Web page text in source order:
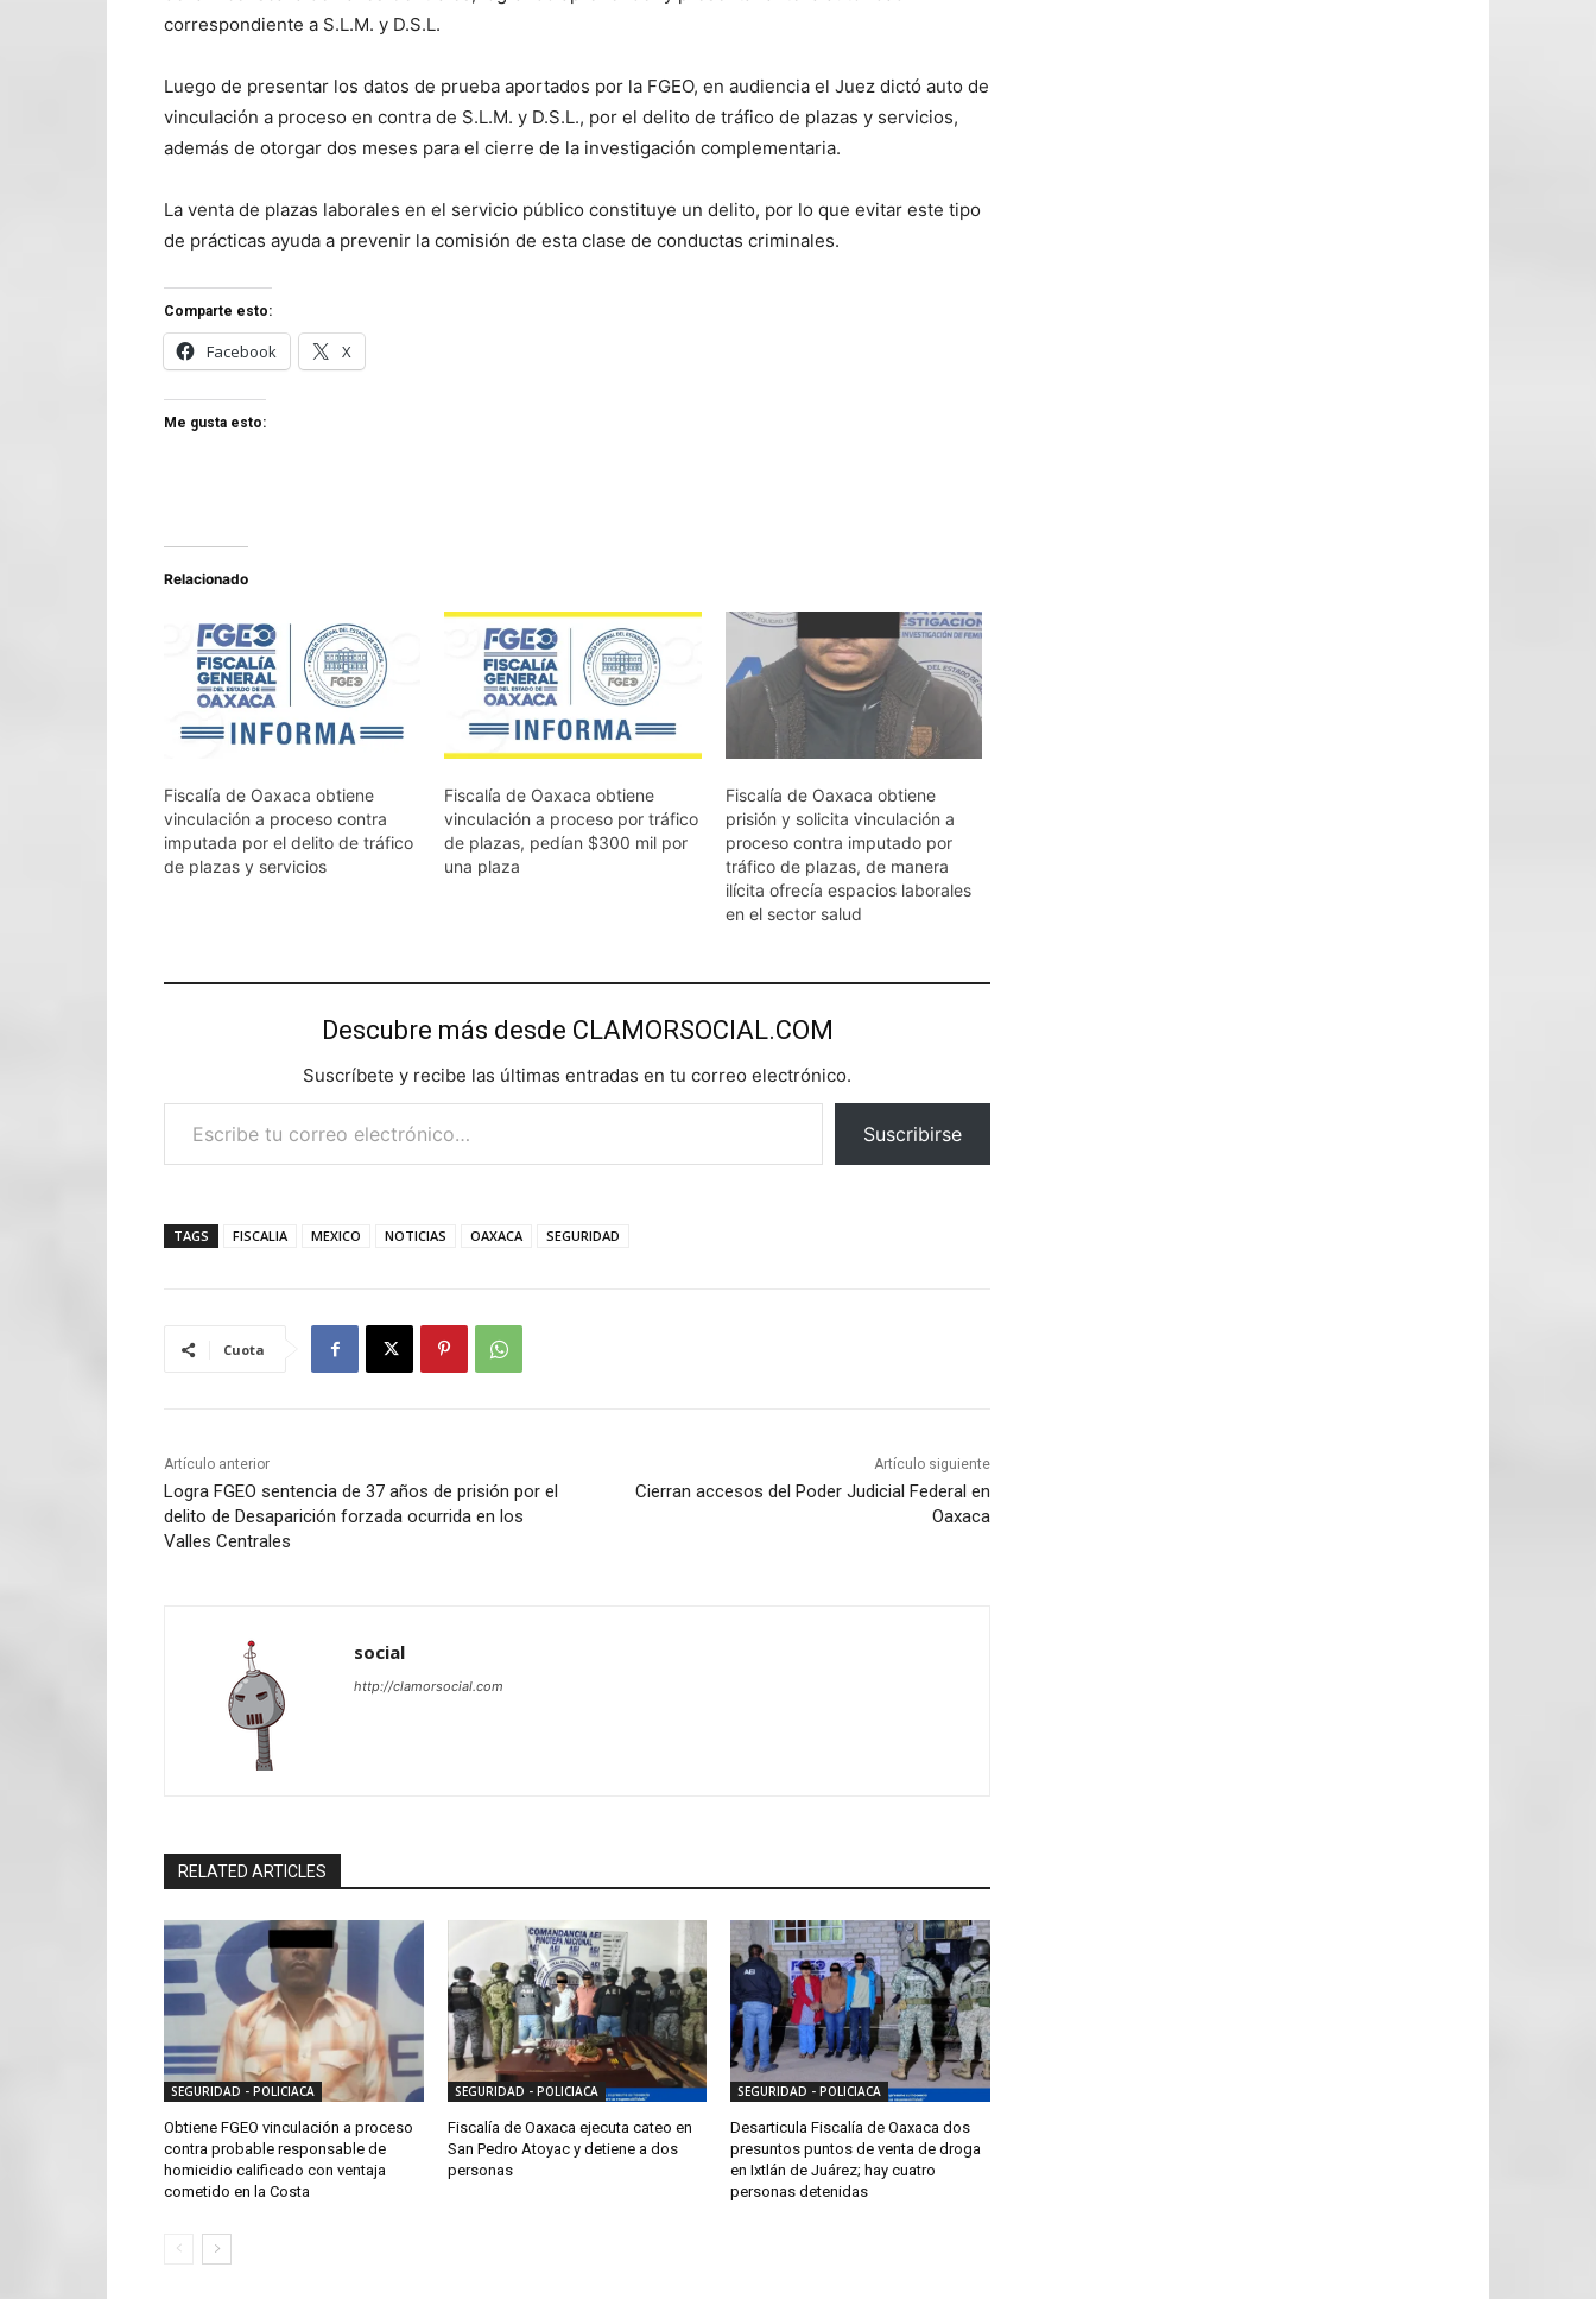
correspondiente a S.L.M. y D.S.L.
Luego de presentar los datos de prueba aportados por la FGEO, en audiencia el Juez dictó auto de
vinculación a proceso en contra de S.L.M. y D.S.L., por el delito de tráfico de plazas y servicios,
además de otorgar dos meses para el cierre de la investigación complementaria.
La venta de plazas laborales en el servicio público constituye un delito, por lo que evitar este tipo
de prácticas ayuda a prevenir la comisión de esta clase de conductas criminales.
Comparte esto:
Facebook X
Me gusta esto:
Relacionado
Fiscalía de Oaxaca obtiene
vinculación a proceso contra
imputada por el delito de tráfico
de plazas y servicios
Fiscalía de Oaxaca obtiene
vinculación a proceso por tráfico
de plazas, pedían $300 mil por
una plaza
Fiscalía de Oaxaca obtiene
prisión y solicita vinculación a
proceso contra imputado por
tráfico de plazas, de manera
ilícita ofrecía espacios laborales
en el sector salud
Descubre más desde CLAMORSOCIAL.COM
Suscríbete y recibe las últimas entradas en tu correo electrónico.
Escribe tu correo electrónico…
Suscribirse
TAGS FISCALIA MEXICO NOTICIAS OAXACA SEGURIDAD
Cuota
Artículo anterior
Logra FGEO sentencia de 37 años de prisión por el
delito de Desaparición forzada ocurrida en los
Valles Centrales
Artículo siguiente
Cierran accesos del Poder Judicial Federal en
Oaxaca
social
http://clamorsocial.com
RELATED ARTICLES
SEGURIDAD - POLICIACA
Obtiene FGEO vinculación a proceso
contra probable responsable de
homicidio calificado con ventaja
cometido en la Costa
SEGURIDAD - POLICIACA
Fiscalía de Oaxaca ejecuta cateo en
San Pedro Atoyac y detiene a dos
personas
SEGURIDAD - POLICIACA
Desarticula Fiscalía de Oaxaca dos
presuntos puntos de venta de droga
en Ixtlán de Juárez; hay cuatro
personas detenidas